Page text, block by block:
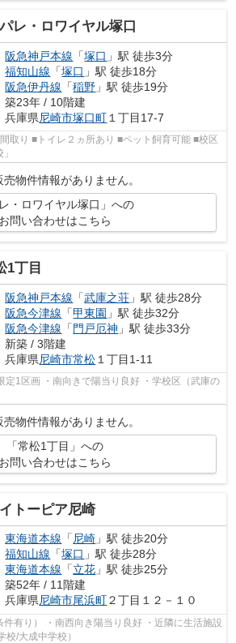
レ・ロワイヤル塚口
阪急神戸本線 「塚口 」駅 徒歩3分
福知山線 「塚口 」駅 徒歩18分
阪急伊丹線 「稲野 」駅 徒歩19分
築23年 / 10階建
兵庫県尼崎市塚口町 １丁目17-7
取り ■トイレ２ヵ所あり ■ペット飼育可能 ■校区
売物件情報がありません。
レ・ロワイヤル塚口」への
お問い合わせはこちら
1丁目
阪急神戸本線 「武庫之荘 」駅 徒歩28分
阪急今津線 「甲東園 」駅 徒歩32分
阪急今津線 「 門戸厄神 」駅 徒歩33分
新築 / 3階建
兵庫県尼崎市常松 １丁目1-11
定1区画 ・南向きで陽当り良好 ・学校区（武庫の
売物件情報がありません。
「常松1丁目」への
お問い合わせはこちら
イトーピア尼崎
東海道本線 「尼崎 」駅 徒歩20分
福知山線 「塚口 」駅 徒歩28分
東海道本線 「立花 」駅 徒歩25分
築52年 / 11階建
兵庫県尼崎市尾浜町２丁目１２－１０
件有り） ・南西向き陽当り良好 ・近隣に生活施設
/大成中学校）